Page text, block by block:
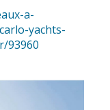
a-
yachts-
93960